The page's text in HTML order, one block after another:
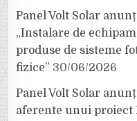
Panel Volt Solar
„Instalare de
produse de sisteme
fizice” 30/06/2026
Panel Volt Solar
aferente unui proiect